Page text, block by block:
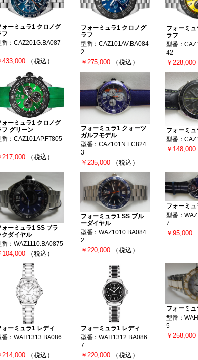
ォーミュラ1 クロノグ
フ
番：CAZ201G.BA087
433,000 （税込）
フォーミュラ1 クロノグ
ラフ
型番：CAZ101AV.BA084
2
￥275,000 （税込）
フォーミュ
ラフ
型番：
42
￥228,000
ォーミュラ1 クロノグ
フ グリーン
番：CAZ101AP.FT805
217,000 （税込）
フォーミュラ1 クォーツ
ガルフモデル
型番：CAZ101N.FC824
3
￥235,000 （税込）
フォーミュ
型番：
￥148,000
ォーミュラ1 SS ブラ
クダイヤル
番：WAZ1110.BA0875
104,000 （税込）
フォーミュラ1 SS ブル
ーダイヤル
型番：WAZ1010.BA084
2
￥220,000 （税込）
フォーミュ
型番：
7
￥95,000
ォーミュラ1 レディ
番：WAH1313.BA086
214,000 （税込）
フォーミュラ1 レディ
型番：WAH1312.BA086
7
￥220,000 （税込）
フォーミュ
型番：
5
￥258,000